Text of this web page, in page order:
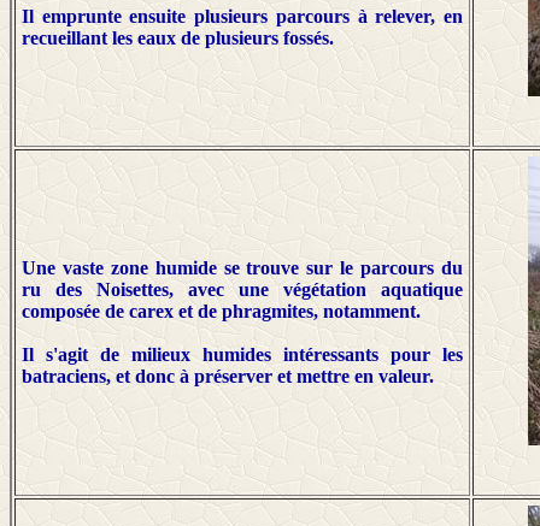
Il emprunte ensuite plusieurs parcours à relever, en
recueillant les eaux de plusieurs fossés.
Une vaste zone humide se trouve sur le parcours du
ru des Noisettes, avec une végétation aquatique
composée de carex et de phragmites, notamment.
Il s'agit de milieux humides intéressants pour les
batraciens, et donc à préserver et mettre en valeur.